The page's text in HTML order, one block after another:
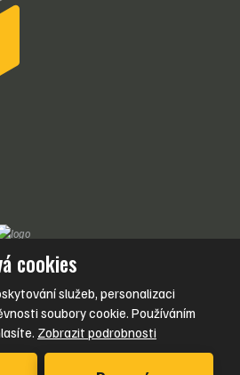
Mapa stránek|
cookies
služeb, personalizaci
soubory cookie. Používáním
Zobrazit podrobnosti